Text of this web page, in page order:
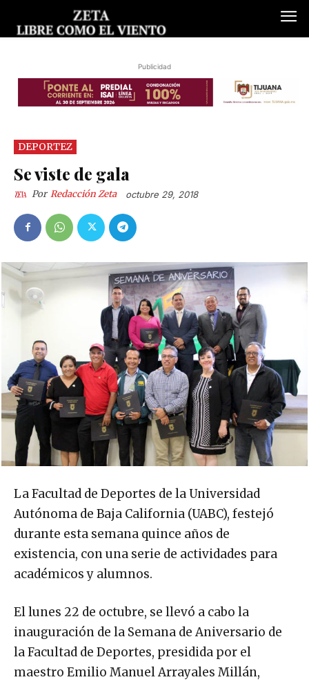
Publicidad
DEPORTEZ
Se viste de gala
Por Redacción Zeta octubre 29, 2018
La Facultad de Deportes de la Universidad
Autónoma de Baja California (UABC), festejó
durante esta semana quince años de
existencia, con una serie de actividades para
académicos y alumnos.
El lunes 22 de octubre, se llevó a cabo la
inauguración de la Semana de Aniversario de
la Facultad de Deportes, presidida por el
maestro Emilio Manuel Arrayales Millán,